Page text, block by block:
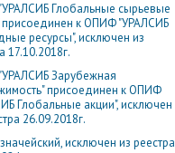
Глобальные сырьевые
присоединен к ОПИФ "УРАЛСИБ
ресурсы", исключен из
17.10.2018г.
Зарубежная
присоединен к ОПИФ
Глобальные акции", исключен
26.09.2018г.
исключен из реестра